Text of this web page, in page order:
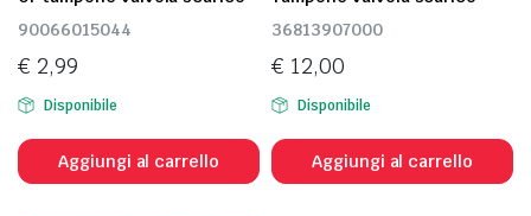
90066015044
€ 2,99
Disponibile
Aggiungi al carrello
36813907000
€ 12,00
Disponibile
Aggiungi al carrello